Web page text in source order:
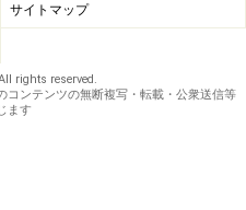
サイトマップ
rights reserved.
ンテンツの無断複写・転載・公衆送信等
ます